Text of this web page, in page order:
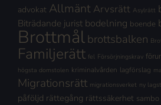
advokat Allmänt Arvsrätt Asylrätt
Biträdande jurist bodelning boende
Brottmålbrottsbalken
Familjerätt fel Försörjningskrav
högsta domstolen kriminalvården lagförslag
Migrationsrätt migrationsverket ny
påföljd rättegång rättssäkerhet sambo